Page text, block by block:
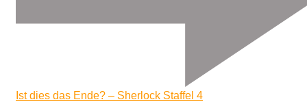
Ist dies das Ende? – Sherlock Staffel 4